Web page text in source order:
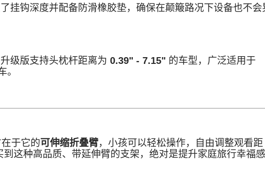
挂钩深度并配备防滑橡胶垫，确保在颠簸路况下设备也不会
升级版支持头枕杆距离为 0.39" - 7.15" 的车型，广泛适用于
。
于它的可伸缩折叠臂，小孩可以轻松操作，自由调整观看距
到这种高品质、带延伸臂的支架，绝对是提升家庭旅行幸福感